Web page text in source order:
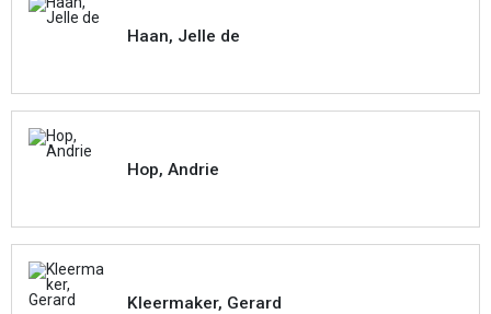
Haan, Jelle de
Hop, Andrie
Kleermaker, Gerard